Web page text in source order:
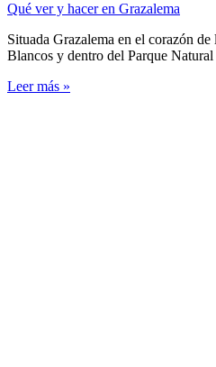
Qué ver y hacer en Grazalema
Situada Grazalema en el corazón
Blancos y dentro del Parque Natural
Leer más »